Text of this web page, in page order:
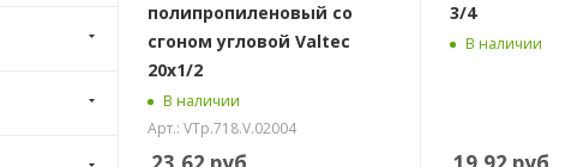
полипропиленовый со
сгоном угловой Valtec
20х1/2
В наличии
Арт.: VTp.718.V.02004
3/4
В наличии